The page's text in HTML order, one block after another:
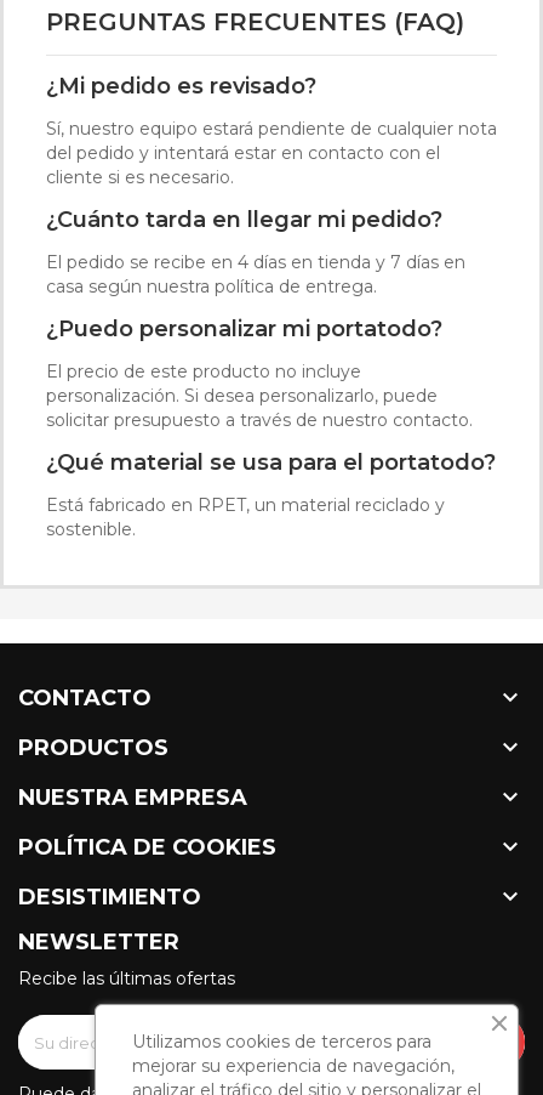
PREGUNTAS FRECUENTES (FAQ)
¿Mi pedido es revisado?
Sí, nuestro equipo estará pendiente de cualquier nota
del pedido y intentará estar en contacto con el
cliente si es necesario.
¿Cuánto tarda en llegar mi pedido?
El pedido se recibe en 4 días en tienda y 7 días en
casa según nuestra política de entrega.
¿Puedo personalizar mi portatodo?
El precio de este producto no incluye
personalización. Si desea personalizarlo, puede
solicitar presupuesto a través de nuestro contacto.
¿Qué material se usa para el portatodo?
Está fabricado en RPET, un material reciclado y
sostenible.
CONTACTO 
PRODUCTOS 
NUESTRA EMPRESA 
POLÍTICA DE COOKIES 
DESISTIMIENTO 
NEWSLETTER
Recibe las últimas ofertas
Utilizamos cookies de terceros para
mejorar su experiencia de navegación,
analizar el tráfico del sitio y personalizar el